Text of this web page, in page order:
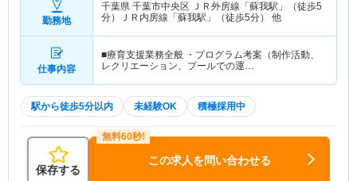
勤務地
千葉県 千葉市中央区 ＪＲ外房線「蘇我駅」（徒歩5
分）ＪＲ内房線「蘇我駅」（徒歩5分） 他
仕事内容
■療育支援業務全般 ・プログラム考案（制作活動、
レクリエーション、プールでの運…
駅から徒歩5分以内 未経験OK 積極採用中
保存する
この求人を問い合わせる